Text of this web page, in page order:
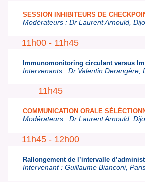
SESSION INHIBITEURS DE
Modérateurs :Dr Laurent Arnould,
11h00 - 11h45
Immunomonitoring circulant versus
Intervenants :Dr Valentin Derangère,
11h45
COMMUNICATION ORALE
Modérateurs :Dr Laurent Arnould,
11h45 - 12h00
Rallongement de l’intervalle
Intervenant :Guillaume Bianconi, Paris